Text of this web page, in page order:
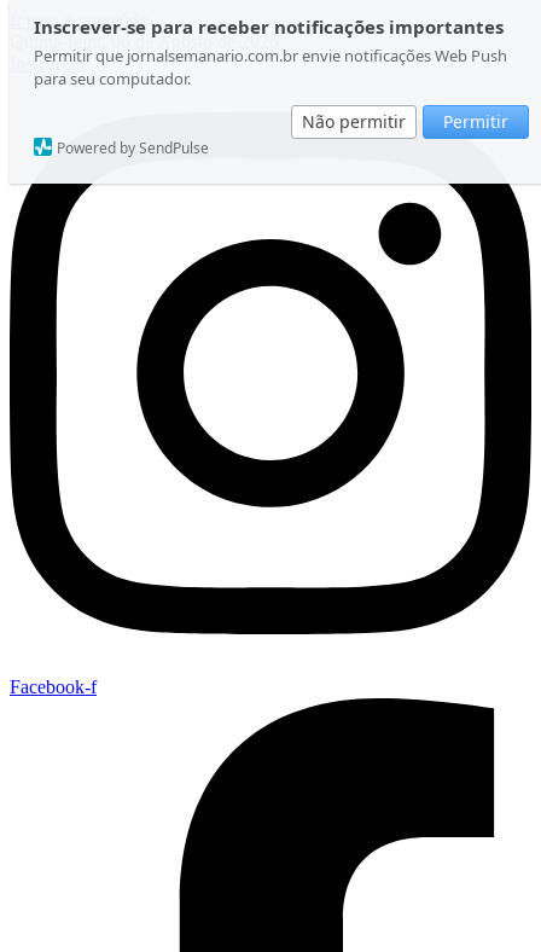
Inscrever-se para receber notificações importantes
Permitir que jornalsemanario.com.br envie notificações Web Push
para seu computador.
Não permitir Permitir
Powered by SendPulse
Ir para o conteúdo
Quinta-feira, 06 de Agosto de 2026
Instagram
Facebook-f